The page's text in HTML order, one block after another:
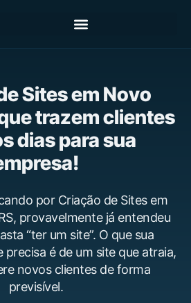
Sites em Novo
trazem clientes
dias para sua
por Criação de Sites em
provavelmente já entendeu
“ter um site”. O que sua
precisa é de um site que atraia,
novos clientes de forma
previsível.